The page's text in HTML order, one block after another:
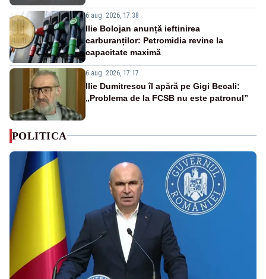
6 aug. 2026, 17:38
Ilie Bolojan anunță ieftinirea
carburanților: Petromidia revine la
capacitate maximă
6 aug. 2026, 17:17
Ilie Dumitrescu îl apără pe Gigi Becali:
„Problema de la FCSB nu este patronul”
POLITICA